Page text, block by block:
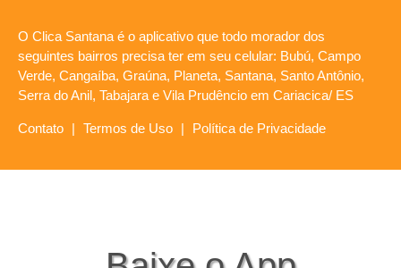
O Clica Santana é o aplicativo que todo morador dos
seguintes bairros precisa ter em seu celular: Bubú, Campo
Verde, Cangaíba, Graúna, Planeta, Santana, Santo Antônio,
Serra do Anil, Tabajara e Vila Prudêncio em Cariacica/ ES
Contato | Termos de Uso | Política de Privacidade